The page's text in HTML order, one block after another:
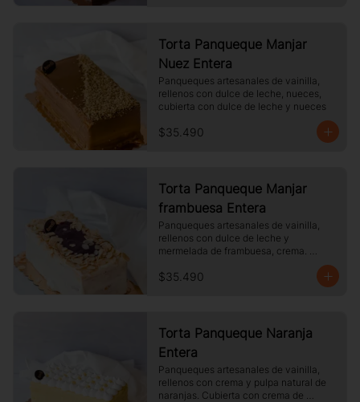
Torta Panqueque Manjar
Nuez Entera
Panqueques artesanales de vainilla,
rellenos con dulce de leche, nueces,
cubierta con dulce de leche y nueces
$35.490
Torta Panqueque Manjar
frambuesa Entera
Panqueques artesanales de vainilla,
rellenos con dulce de leche y
mermelada de frambuesa, crema.
almendras laminadas tostadas.
$35.490
Torta Panqueque Naranja
Entera
Panqueques artesanales de vainilla,
rellenos con crema y pulpa natural de
naranjas. Cubierta con crema de